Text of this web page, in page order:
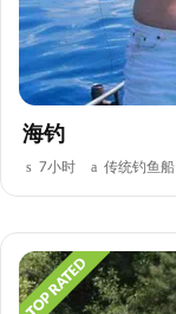
海钓
7小时 传统钓鱼船